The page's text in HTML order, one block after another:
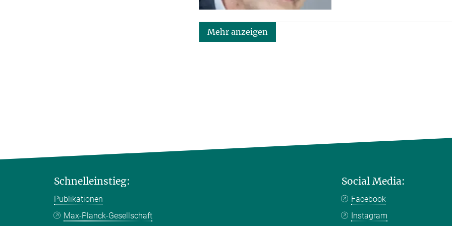
Mehr anzeigen
Schnelleinstieg:
Publikationen
Max-Planck-Gesellschaft
Social Media:
Facebook
Instagram